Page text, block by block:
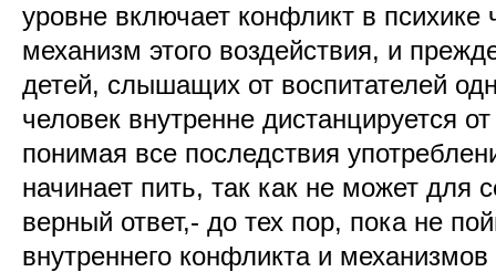
уровне включает конфликт в
механизм этого воздействия, и
детей, слышащих от воспитателей
человек внутренне дистанцируется
понимая все последствия
начинает пить, так как не может для
верный ответ,- до тех пор, пока не
внутреннего конфликта и механизмов